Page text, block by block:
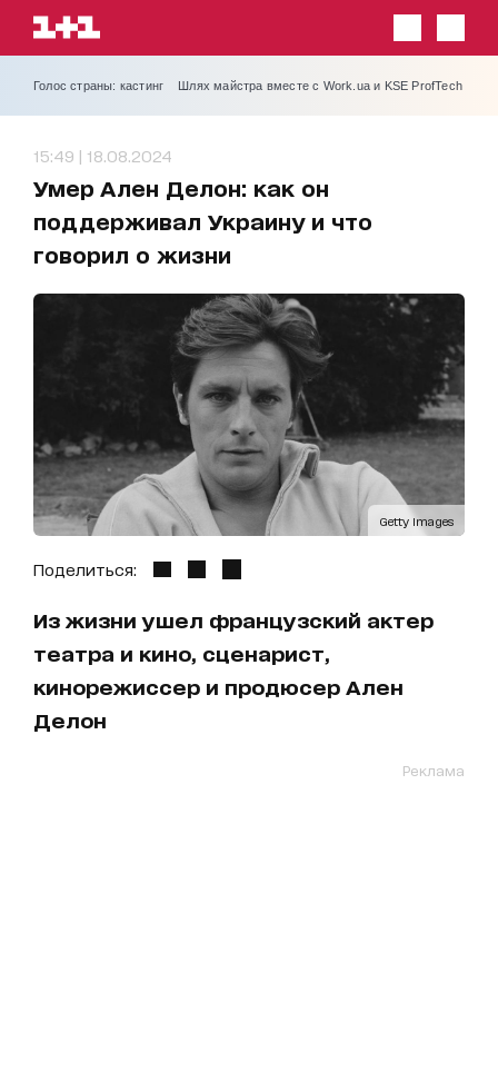
Голос страны: кастинг Шлях майстра вместе с Work.ua и KSE ProfTech
15:49 | 18.08.2024
Умер Ален Делон: как он
поддерживал Украину и что
говорил о жизни
Getty Images
Поделиться:
Из жизни ушел французский актер
театра и кино, сценарист,
кинорежиссер и продюсер Ален
Делон
Реклама